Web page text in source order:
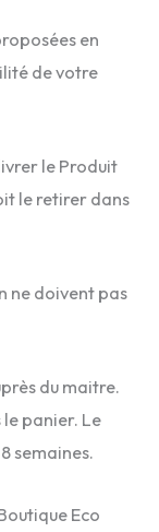
en
de votre
le Produit
le retirer dans
ne doivent pas
du maitre.
panier. Le
semaines.
Eco